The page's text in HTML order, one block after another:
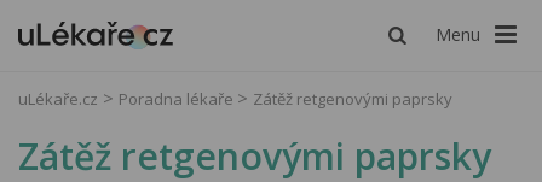
Menu
uLékaře.cz Poradna lékaře Zátěž retgenovými paprsky
Zátěž retgenovými paprsky